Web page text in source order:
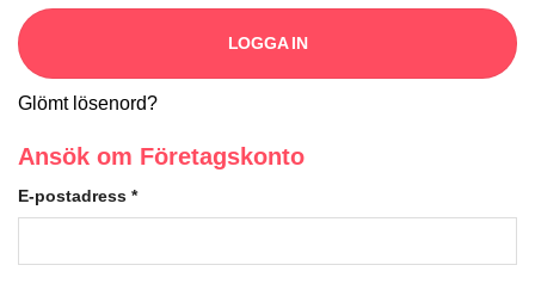
LOGGA IN
Glömt lösenord?
Ansök om Företagskonto
E-postadress *